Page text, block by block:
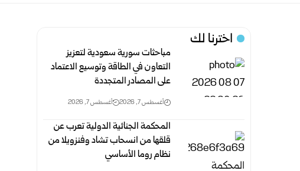
اخترنا لك
مباحثات سورية سعودية لتعزيز
التعاون في الطاقة وتوسيع الاعتماد
على المصادر المتجددة
أغسطس 7, 2026 أغسطس 7, 2026
المحكمة الجنائية الدولية تعرب عن
قلقها من انسحاب تشاد وفنزويلا من
نظام روما الأساسي